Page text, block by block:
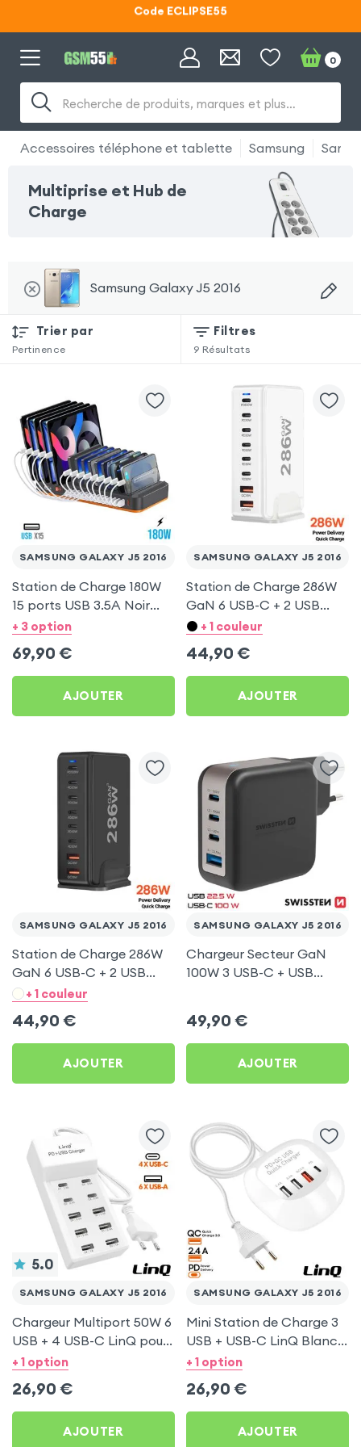
Code ECLIPSE55
Lunettes d'éclipse OFFERTES
Code ECLIPSE55
Recherche de produits, marques et plus…
0
Accessoires téléphone et tablette Samsung
Multiprise et Hub de
Charge
Samsung Galaxy J5 2016
Trier par
Pertinence
Filtres
9 Résultats
SAMSUNG GALAXY J5 2016
Station de Charge 180W
15 ports USB 3.5A Noir
pour Samsung Galaxy J5
+ 3 option
69,90 €
AJOUTER
SAMSUNG GALAXY J5 2016
Station de Charge 286W
GaN 6 USB-C + 2 USB
Blanc pour Samsung
+ 1 couleur
44,90 €
AJOUTER
SAMSUNG GALAXY J5 2016
Station de Charge 286W
GaN 6 USB-C + 2 USB
Noir pour Samsung
+ 1 couleur
44,90 €
AJOUTER
SAMSUNG GALAXY J5 2016
Chargeur Secteur GaN
100W 3 USB-C + USB
49,90 €
AJOUTER
5.0
SAMSUNG GALAXY J5 2016
Chargeur Multiport 50W 6
USB + 4 USB-C LinQ pour
Samsung Galaxy J5 2016
+ 1 option
26,90 €
AJOUTER
SAMSUNG GALAXY J5 2016
Mini Station de Charge 3
USB + USB-C LinQ Blanc
pour Samsung Galaxy J5
+ 1 option
26,90 €
AJOUTER